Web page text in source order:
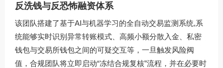
反洗钱与反恐怖融资体系
该团队搭建了基于AI与机器学习的全自动交易监测系统,系
统能够实时识别异常转账模式、高频小额分散入金、私密
钱包与交易所钱包之间的可疑交互等，一旦触发风险阀
值，合规团队将立即启动“冻结合规复核”流程，并在必要时